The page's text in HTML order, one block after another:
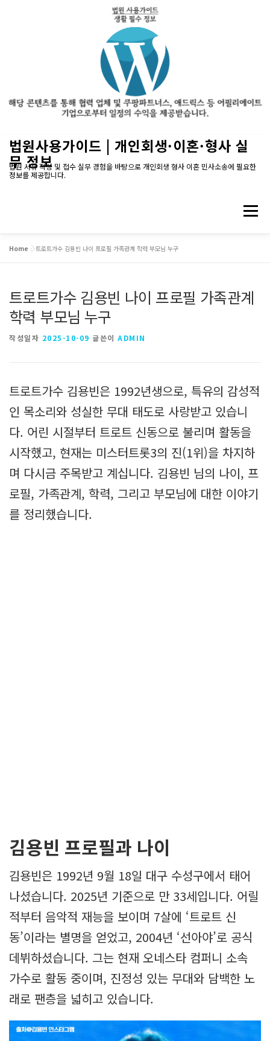
법원사용가이드 | 개인회생·이혼·형사 실
무 정보
법원 서류 작성 및 접수 실무 경험을 바탕으로 개인회생 형사 이혼 민사소송에 필요한
정보를 제공합니다.
메뉴
Home »트로트가수 김용빈 나이 프로필 가족관계 학력 부모님 누구
트로트가수 김용빈 나이 프로필 가족관계
학력 부모님 누구
작성일자 2025-10-09 글쓴이 ADMIN
트로트가수 김용빈은 1992년생으로, 특유의 감성적
인 목소리와 성실한 무대 태도로 사랑받고 있습니
다. 어린 시절부터 트로트 신동으로 불리며 활동을
시작했고, 현재는 미스터트롯3의 진(1위)을 차지하
며 다시금 주목받고 계십니다. 김용빈 님의 나이, 프
로필, 가족관계, 학력, 그리고 부모님에 대한 이야기
를 정리했습니다.
김용빈 프로필과 나이
김용빈은 1992년 9월 18일 대구 수성구에서 태어
나셨습니다. 2025년 기준으로 만 33세입니다. 어릴
적부터 음악적 재능을 보이며 7살에 ‘트로트 신
동’이라는 별명을 얻었고, 2004년 ‘선아야’로 공식
데뷔하셨습니다. 그는 현재 오네스타 컴퍼니 소속
가수로 활동 중이며, 진정성 있는 무대와 담백한 노
래로 팬층을 넓히고 있습니다.